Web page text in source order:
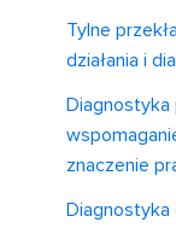
Tylne
działania i
Diagnostyka
znaczenie